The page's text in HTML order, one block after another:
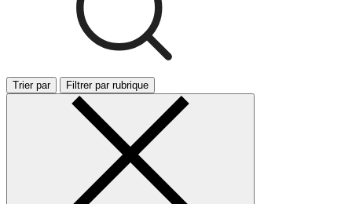
Trier par Filtrer par rubrique